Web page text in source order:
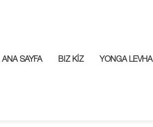
ANA SAYFA BIZ KİZ YONGA LEVHA